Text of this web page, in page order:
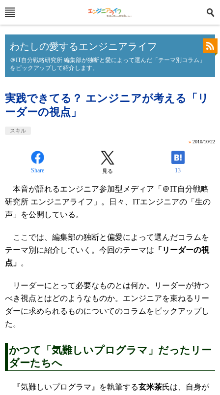
わたしの愛するエンジニアライフ
＠IT自分戦略研究所 編集部が独断と愛によって選んだ「テーマ別コラム」
をピックアップして紹介します。
実践できてる？ エンジニアが考える「リ
ーダーの視点」
スキル
» 2010/10/22
Share 見る 13
本音が語れるエンジニア参加型メディア「＠IT自分戦略
研究所 エンジニアライフ」。日々、ITエンジニアの「生の
声」を公開している。
ここでは、編集部の独断と偏愛によって選んだコラムを
テーマ別に紹介していく。今回のテーマは 「リーダーの視
点」 。
リーダーにとって必要なものとは何か。リーダーが持つ
べき視点とはどのようなものか。エンジニアを束ねるリー
ダーに求められるものについてのコラムをピックアップし
た。
かつて「気難しいプログラマ」だったリー
ダーたちへ
『気難しいプログラマ』を執筆する玄米茶氏は、自身が